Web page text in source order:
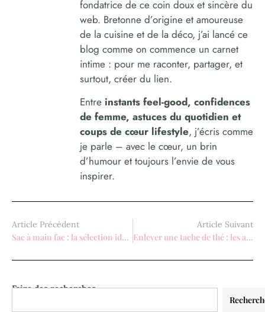
Faire des recherches
fondatrice de ce coin doux et sincère du
web. Bretonne d’origine et amoureuse
de la cuisine et de la déco, j’ai lancé ce
blog comme on commence un carnet
intime : pour me raconter, partager, et
surtout, créer du lien.
Entre instants feel-good, confidences
de femme, astuces du quotidien et
coups de cœur lifestyle, j’écris comme
je parle – avec le cœur, un brin
d’humour et toujours l’envie de vous
inspirer.
Article Précédent
Sac à main fac : la sélection idéale pour transporter ses cours
Article Suivant
Enlever une tache de thé : les astuces naturelles pour un linge impeccable